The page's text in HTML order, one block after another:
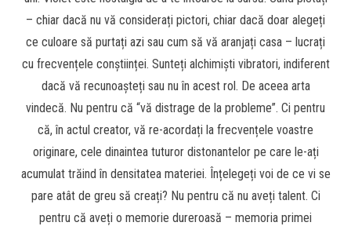
– chiar dacă nu vă considerați pictori, chiar dacă doar alegeți
ce culoare să purtați azi sau cum să vă aranjați casa – lucrați
cu frecvențele conștiinței. Sunteți alchimiști vibratori, indiferent
dacă vă recunoașteți sau nu în acest rol. De aceea arta
vindecă. Nu pentru că “vă distrage de la probleme”. Ci pentru
că, în actul creator, vă re-acordați la frecvențele voastre
originare, cele dinaintea tuturor distonantelor pe care le-ați
acumulat trăind în densitatea materiei. Înțelegeți voi de ce vi se
pare atât de greu să creați? Nu pentru că nu aveți talent. Ci
pentru că aveți o memorie dureroasă – memoria primei